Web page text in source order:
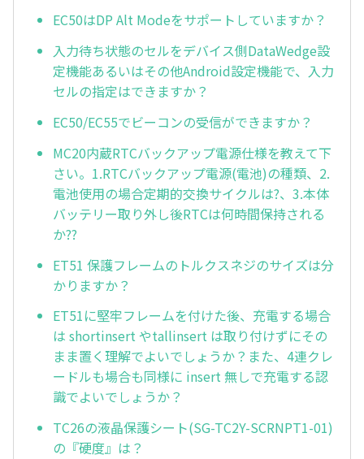
EC50はDP Alt Modeをサポートしていますか？
入力待ち状態のセルをデバイス側DataWedge設
定機能あるいはその他Android設定機能で、入力
セルの指定はできますか？
EC50/EC55でビーコンの受信ができますか？
MC20内蔵RTCバックアップ電源仕様を教えて下
さい。1.RTCバックアップ電源(電池)の種類、2.
電池使用の場合定期的交換サイクルは?、3.本体
バッテリー取り外し後RTCは何時間保持される
か??
ET51 保護フレームのトルクスネジのサイズは分
かりますか？
ET51に堅牢フレームを付けた後、充電する場合
は shortinsert やtallinsert は取り付けずにその
まま置く理解でよいでしょうか？また、4連クレ
ードルも場合も同様に insert 無しで充電する認
識でよいでしょうか？
TC26の液晶保護シート(SG-TC2Y-SCRNPT1-01)
の『硬度』は？